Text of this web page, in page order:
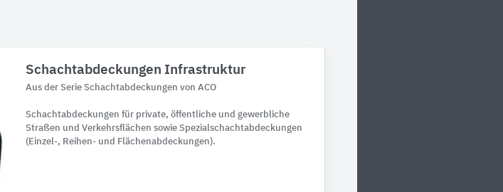
Schachtabdeckungen Infrastruktur
Aus der Serie Schachtabdeckungen von ACO
Schachtabdeckungen für private, öffentliche und gewerbliche
Straßen und Verkehrsflächen sowie Spezialschachtabdeckungen
(Einzel-, Reihen- und Flächenabdeckungen).